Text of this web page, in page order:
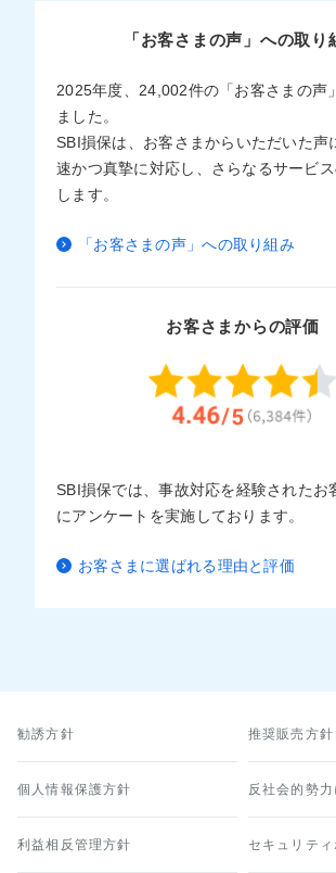
「お客さまの声」への取り
2025年度、24,002件の「お客さまの声
ました。
SBI損保は、お客さまからいただいた声
速かつ真摯に対応し、さらなるサービ
します。
「お客さまの声」への取り組み
お客さまからの評価
SBI損保では、事故対応を経験されたお
にアンケートを実施しております。
お客さまに選ばれる理由と評価
勧誘方針 推奨販売方針
個人情報保護方針 反社会的勢
利益相反管理方針 セキュリテ